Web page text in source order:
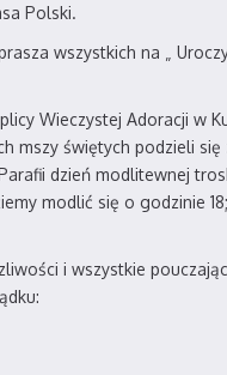
Polski.
wszystkich na „
Wieczystej Adoracji w
mszy świętych podzieli
dzień modlitewnej
modlić się o godzinie
i wszystkie